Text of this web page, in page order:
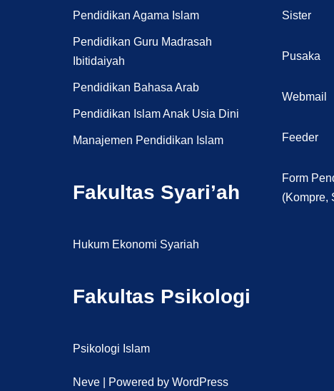
Pendidikan Agama Islam
Pendidikan Guru Madrasah
Ibitidaiyah
Pendidikan Bahasa Arab
Pendidikan Islam Anak Usia Dini
Manajemen Pendidikan Islam
Fakultas Syari’ah
Hukum Ekonomi Syariah
Fakultas Psikologi
Psikologi Islam
Neve | Powered by WordPress
Sister
Pusaka
Webmail
Feeder
Form
(Kompre,